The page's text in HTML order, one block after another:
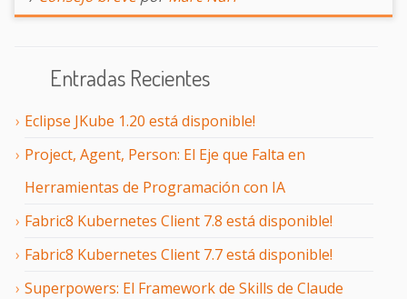
Entradas Recientes
Eclipse JKube 1.20 está disponible!
Project, Agent, Person: El Eje que Falta en
Herramientas de Programación con IA
Fabric8 Kubernetes Client 7.8 está disponible!
Fabric8 Kubernetes Client 7.7 está disponible!
Superpowers: El Framework de Skills de Claude